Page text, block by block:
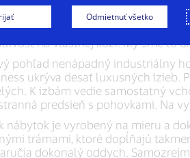
Dominantou je miestny
s radosťou predstavia. Vyberte
na vlastnej koži. My sme to
pohľad nenápadný industriálny
ukrýva desať luxusných izieb.
K izbám vedie samostatný
predsieň s pohovkami. Na
nábytok je vyrobený na mieru a
trámami, ktoré dopĺňajú
dokonalý oddych.
Odmietnuť všetko